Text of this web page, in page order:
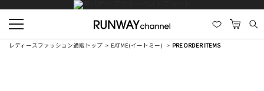
レディースファッション通販トップ EATME(イートミー) PRE ORDER ITEMS